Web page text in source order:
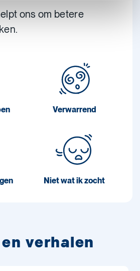
ons om betere
Verwarrend
Niet wat ik zocht
verhalen